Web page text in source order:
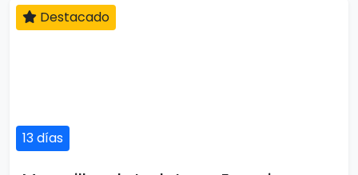
13 días
Destacado